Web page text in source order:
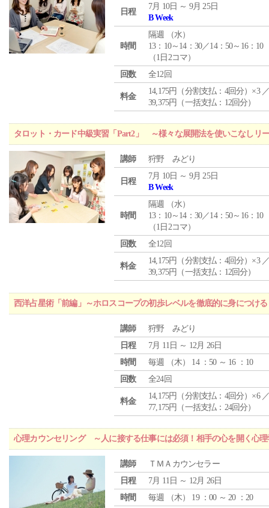
日程
7月 10日 ～ 9月 25日
B Week
時間
隔週 （水）
13：10～14：30／14：50～16：10
（1日2コマ）
回数
全12回
料金
14,175円（分割支払：4回分）×3
39,375円（一括支払：12回分）
タロット・カード中級実習「Part2」 ～様々な展開法を使いこなしリ
講師 狩野 みどり
日程
7月 10日 ～ 9月 25日
B Week
時間
隔週 （水）
13：10～14：30／14：50～16：10
（1日2コマ）
回数
全12回
料金
14,175円（分割支払：4回分）×3
39,375円（一括支払：12回分）
西洋占星術「前編」～ホロスコープの初歩レベルを徹底的に身につける
講師
狩野 みどり
日程
7月 11日 ～ 12月 26日
時間
毎週 （木） 14 ：50 ～ 16 ：10
回数
全24回
料金
14,175円（分割支払：4回分）×6
77,175円（一括支払：24回分）
心理カウンセリング ～人に接する仕事には必須！相手の心を開く心理
講師
ＴＭＡカウンセラー
日程
7月 11日 ～ 12月 26日
時間
毎週 （木） 19 ：00 ～ 20 ：20